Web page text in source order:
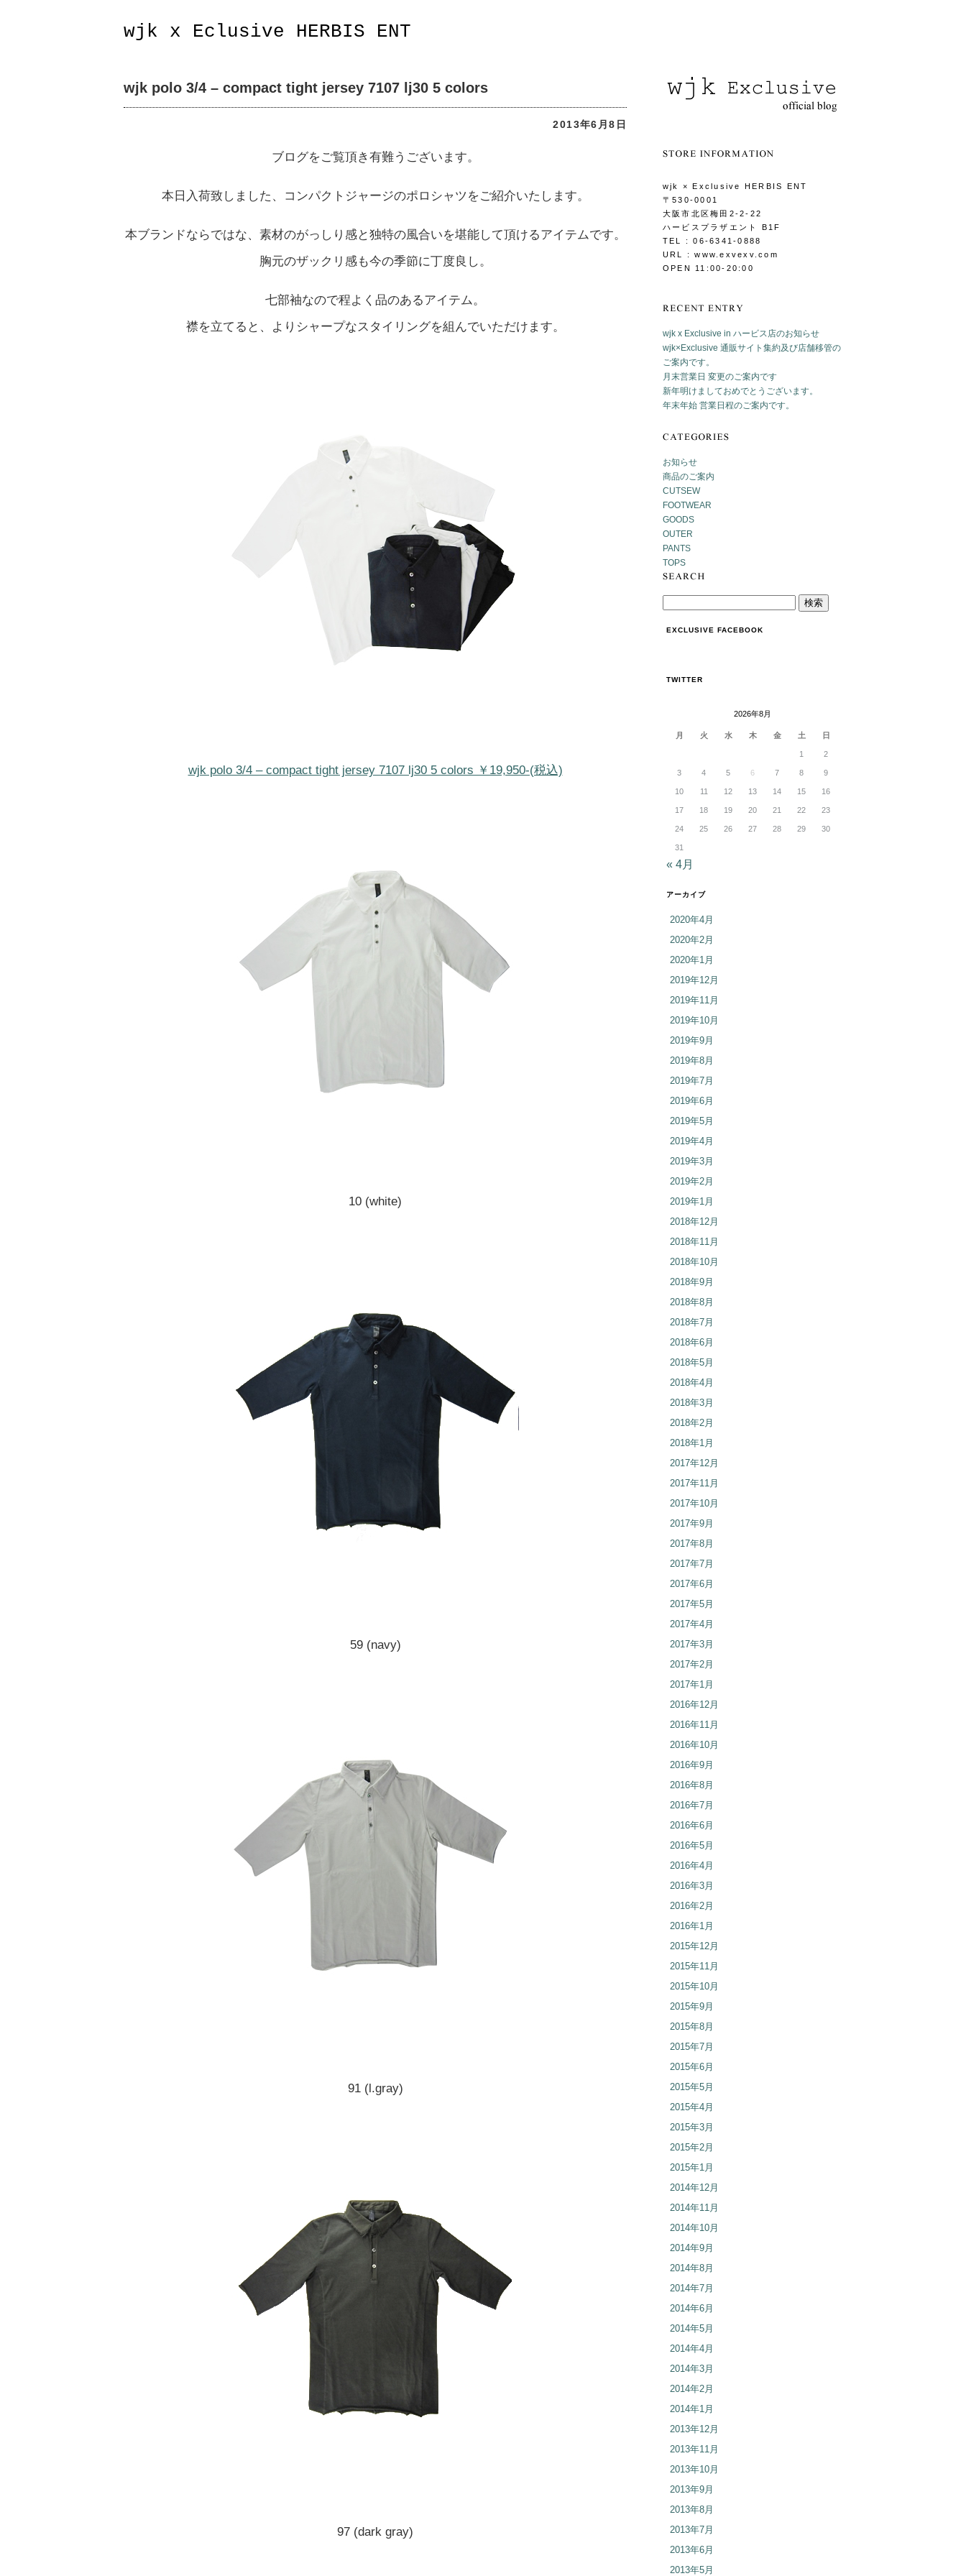
wjk x Eclusive HERBIS ENT
wjk polo 3/4 – compact tight jersey 7107 lj30 5 colors
2013年6月8日
ブログをご覧頂き有難うございます。
本日入荷致しました、コンパクトジャージのポロシャツをご紹介いたします。
本ブランドならではな、素材のがっしり感と独特の風合いを堪能して頂けるアイテムです。
胸元のザックリ感も今の季節に丁度良し。
七部袖なので程よく品のあるアイテム。
襟を立てると、よりシャープなスタイリングを組んでいただけます。
wjk polo 3/4 – compact tight jersey 7107 lj30 5 colors ￥19,950-(税込)
10 (white)
59 (navy)
91 (l.gray)
97 (dark gray)
wjk × Exclusive HERBIS ENT
〒530-0001
大阪市北区梅田2-2-22
ハービスプラザエント B1F
TEL : 06-6341-0888
URL : www.exvexv.com
OPEN 11:00-20:00
wjk x Exclusive in ハービス店のお知らせ
wjk×Exclusive 通販サイト集約及び店舗移管の
ご案内です。
月末営業日 変更のご案内です
新年明けましておめでとうございます。
年末年始 営業日程のご案内です。
お知らせ
商品のご案内
CUTSEW
FOOTWEAR
GOODS
OUTER
PANTS
TOPS
EXCLUSIVE FACEBOOK
TWITTER
2026年8月
月 火 水 木 金 土 日
1 2
3 4 5 6 7 8 9
10 11 12 13 14 15 16
17 18 19 20 21 22 23
24 25 26 27 28 29 30
31
« 4月
アーカイブ
2020年4月
2020年2月
2020年1月
2019年12月
2019年11月
2019年10月
2019年9月
2019年8月
2019年7月
2019年6月
2019年5月
2019年4月
2019年3月
2019年2月
2019年1月
2018年12月
2018年11月
2018年10月
2018年9月
2018年8月
2018年7月
2018年6月
2018年5月
2018年4月
2018年3月
2018年2月
2018年1月
2017年12月
2017年11月
2017年10月
2017年9月
2017年8月
2017年7月
2017年6月
2017年5月
2017年4月
2017年3月
2017年2月
2017年1月
2016年12月
2016年11月
2016年10月
2016年9月
2016年8月
2016年7月
2016年6月
2016年5月
2016年4月
2016年3月
2016年2月
2016年1月
2015年12月
2015年11月
2015年10月
2015年9月
2015年8月
2015年7月
2015年6月
2015年5月
2015年4月
2015年3月
2015年2月
2015年1月
2014年12月
2014年11月
2014年10月
2014年9月
2014年8月
2014年7月
2014年6月
2014年5月
2014年4月
2014年3月
2014年2月
2014年1月
2013年12月
2013年11月
2013年10月
2013年9月
2013年8月
2013年7月
2013年6月
2013年5月